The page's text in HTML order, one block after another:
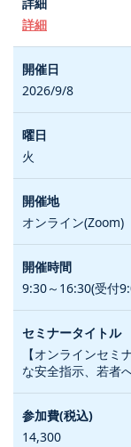
詳細
2026/9/8
火
オンライン(Zoom)
9:30～16:30(受付
【オンラインセ
な安全指示、若者
14,300